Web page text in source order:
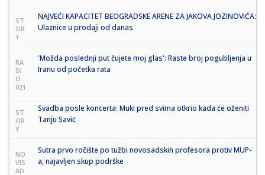
ST
OR
Y
NAJVEĆI KAPACITET BEOGRADSKE ARENE ZA JAKOVA JOZINOVIĆA:
Ulaznice u prodaji od danas
RA
DI
O
021
'Možda poslednji put čujete moj glas': Raste broj pogubljenja u
Iranu od početka rata
ST
OR
Y
Svadba posle koncerta: Muki pred svima otkrio kada će oženiti
Tanju Savić
NO
VIS
AD.
Sutra prvo ročište po tužbi novosadskih profesora protiv MUP-
a, najavljen skup podrške